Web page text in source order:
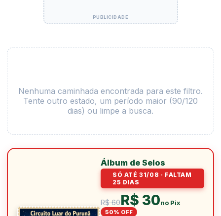
Nenhuma caminhada encontrada para este filtro.
Tente outro estado, um período maior (90/120
dias) ou limpe a busca.
Álbum de Selos
SÓ ATÉ 31/08 · FALTAM
25 DIAS
R$ 60R$ 30no Pix
50% OFF